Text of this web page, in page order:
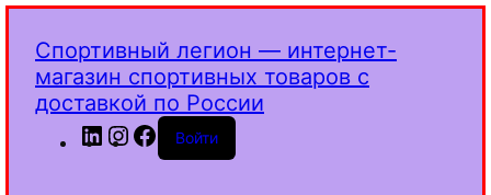
Спортивный легион — интернет-
магазин спортивных товаров с
доставкой по России
LinkedInInstagram
Facebook
Войти